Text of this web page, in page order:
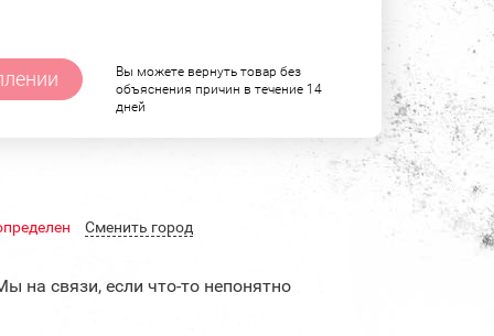
Вы можете вернуть товар без
объяснения причин в течение 14
дней
Cменить город
на связи, если что-то непонятно